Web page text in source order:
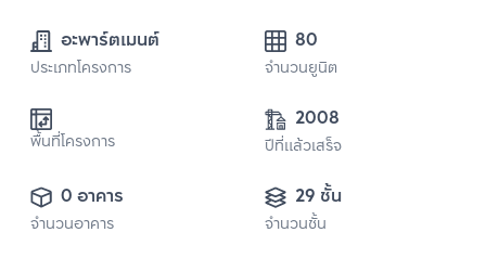
อะพาร์ตเมนต์
ประเภทโครงการ
80
จำนวนยูนิต
พื้นที่โครงการ
2008
ปีที่แล้วเสร็จ
0 อาคาร
จำนวนอาคาร
29 ชั้น
จำนวนชั้น